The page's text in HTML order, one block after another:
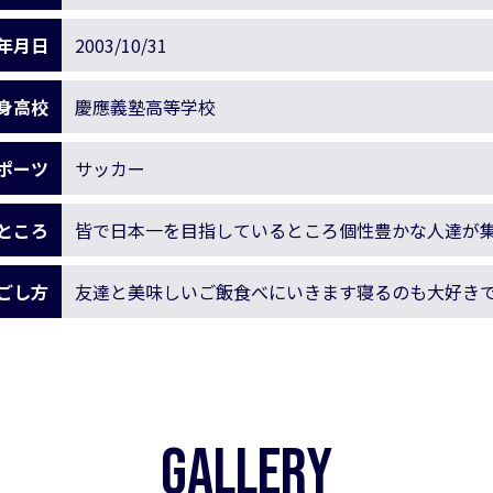
月日 2003/10/31
高校 慶應義塾高等学校
ーツ サッカー
ころ 皆で日本一を目指しているところ個性豊かな人達が
し方 友達と美味しいご飯食べにいきます寝るのも大好き
GALLERY